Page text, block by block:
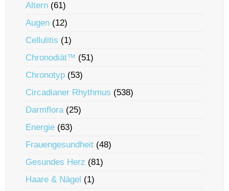
Altern (61)
Augen (12)
Cellulitis (1)
Chronodiät™ (51)
Chronotyp (53)
Circadianer Rhythmus (538)
Darmflora(25)
Energie (63)
Frauengesundheit (48)
Gesundes Herz (81)
Haare & Nägel (1)